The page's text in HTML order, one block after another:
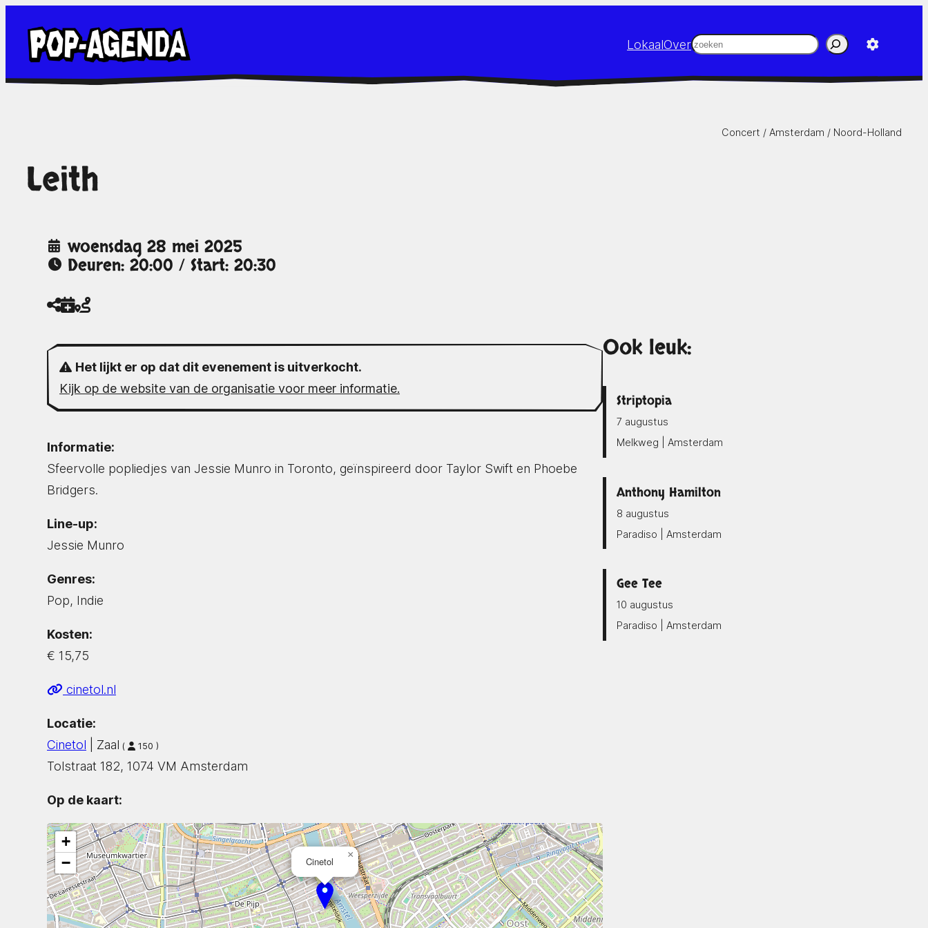
naar
inhoud
LokaalOverZoeken
Concert / Amsterdam / Noord-Holland
Leith
woensdag 28 mei 2025
Deuren: 20:00 / Start: 20:30
Het lijkt er op dat dit evenement is uitverkocht.
Kijk op de website van de organisatie voor meer informatie.
Informatie:
Sfeervolle popliedjes van Jessie Munro in Toronto, geïnspireerd door Taylor Swift en Phoebe
Bridgers.
Line-up:
Jessie Munro
Genres:
Pop, Indie
Kosten:
€ 15,75
cinetol.nl
Locatie:
Cinetol | Zaal ( 150 )
Tolstraat 182, 1074 VM Amsterdam
Op de kaart:
Cinetol
×
+
−
Ook leuk:
Striptopia
7 augustus
Melkweg | Amsterdam
Anthony Hamilton
8 augustus
Paradiso | Amsterdam
Gee Tee
10 augustus
Paradiso | Amsterdam